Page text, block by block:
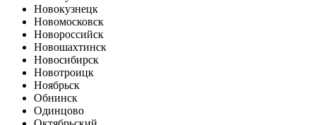
Новокузнецк
Новомосковск
Новороссийск
Новошахтинск
Новосибирск
Новотроицк
Ноябрьск
Обнинск
Одинцово